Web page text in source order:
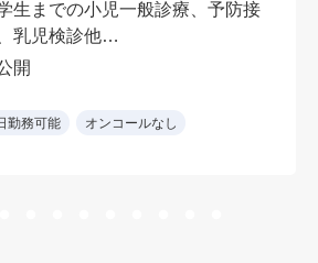
生までの小児一般診療、予防接
乳児検診他
者数：60~80名程度/日
開
勤務可能 オンコールなし